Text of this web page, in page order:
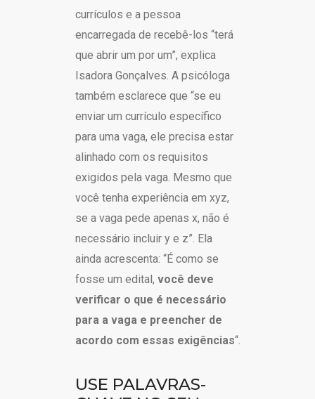
currículos e a pessoa
encarregada de recebê-los “terá
que abrir um por um”, explica
Isadora Gonçalves. A psicóloga
também esclarece que “se eu
enviar um currículo específico
para uma vaga, ele precisa estar
alinhado com os requisitos
exigidos pela vaga. Mesmo que
você tenha experiência em xyz,
se a vaga pede apenas x, não é
necessário incluir y e z”. Ela
ainda acrescenta: “É como se
fosse um edital, você deve
verificar o que é necessário
para a vaga e preencher de
acordo com essas exigências“.
USE PALAVRAS-